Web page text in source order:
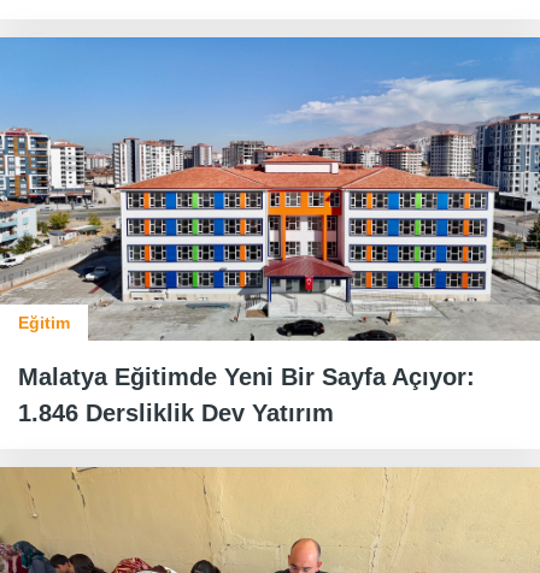
Eğitim
Malatya Eğitimde Yeni Bir Sayfa Açıyor:
1.846 Dersliklik Dev Yatırım